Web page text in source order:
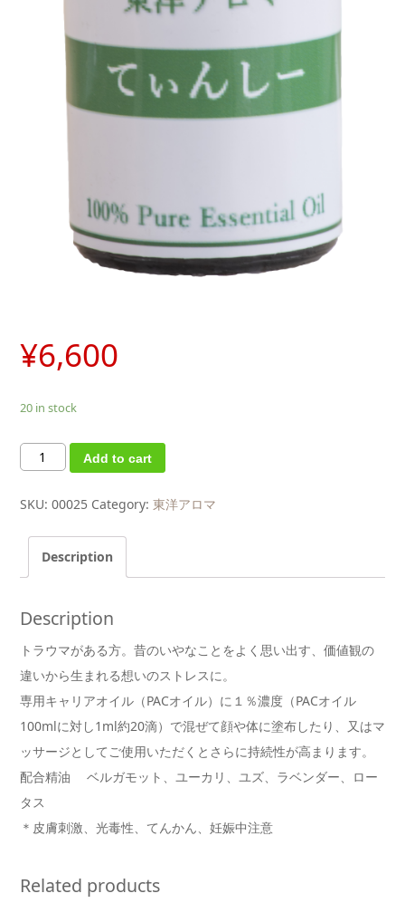
¥6,600
20 in stock
東
ア
マ
®
レ
ア
オ
イ
て
ん
ー
quantity
Add to cart
SKU: 00025 Category: 東洋アロマ
Description
Description
トラウマがある方。昔のいやなことをよく思い出す、価値観の
違いから生まれる想いのストレスに。
専用キャリアオイル（PACオイル）に１％濃度（PACオイル
100mlに対し1ml約20滴）で混ぜて顔や体に塗布したり、又はマ
ッサージとしてご使用いただくとさらに持続性が高まります。
配合精油 ベルガモット、ユーカリ、ユズ、ラベンダー、ロー
タス
＊皮膚刺激、光毒性、てんかん、妊娠中注意
Related products